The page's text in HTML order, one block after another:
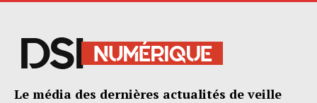
Le média des dernières actualités de veille